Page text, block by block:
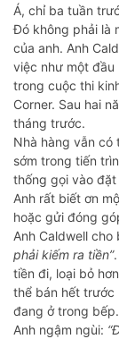
Á, chỉ ba tuần
Đó không phải là
của anh. Anh
việc như một
trong cuộc thi
Corner. Sau hai
tháng trước.
Nhà hàng vẫn có
sớm trong tiến
thống gọi vào
Anh rất biết ơn
hoặc gửi đóng
Anh Caldwell cho
phải kiếm ra tiền”
tiền đi, loại bỏ
thể bán hết trước
đang ở trong bếp.
Anh ngậm ngùi: